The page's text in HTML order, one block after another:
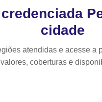
cidade
atendidas e acesse a
coberturas e